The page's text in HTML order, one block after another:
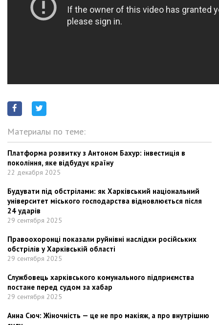
Материалы по теме:
Платформа розвитку з Антоном Бахур: інвестиція в
покоління, яке відбудує країну
22 декабря 2025
Будувати під обстрілами: як Харківський національний
університет міського господарства відновлюється після
24 ударів
29 сентября 2025
Правоохоронці показали руйнівні наслідки російських
обстрілів у Харківській області
29 сентября 2025
Службовець харківського комунального підприємства
постане перед судом за хабар
29 сентября 2025
Анна Сюч: Жіночність — це не про макіяж, а про внутрішню